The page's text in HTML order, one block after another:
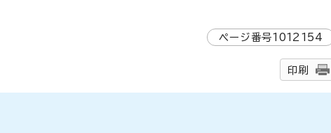
ページ番号1012154
印刷